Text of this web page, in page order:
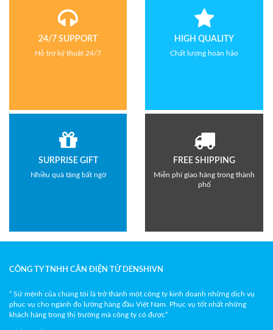
24/7 SUPPORT
Hỗ trợ kỹ thuật 24/7
HIGH QUALITY
Chất lượng hoàn hảo
SURPRISE GIFT
Nhiều quà tặng bất ngờ
FREE SHIPPING
Miễn phí giao hàng trong thành
phố
CÔNG TY TNHH CÂN ĐIỆN TỬ DENSHIVN
“ Sứ mệnh của chúng tôi là trở thành một công ty kinh doanh những dịch vụ
phục vụ cho ngành đo lường hàng đầu Việt Nam. Phục vụ tốt nhất những
khách hàng trong thị trường mà công ty có được”